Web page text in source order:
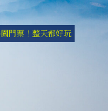
門票！整天都好玩